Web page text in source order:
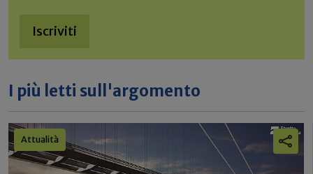
Iscriviti
I più letti sull'argomento
Attualità